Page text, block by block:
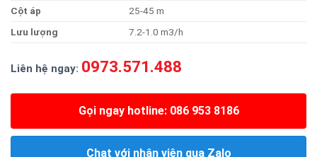
Cột áp
25-45 m
Lưu lượng 7.2-1.0 m3/h
Liên hệ ngay: 0973.571.488
Gọi ngay hotline: 086 953 8186
Chat với nhân viên qua Zalo